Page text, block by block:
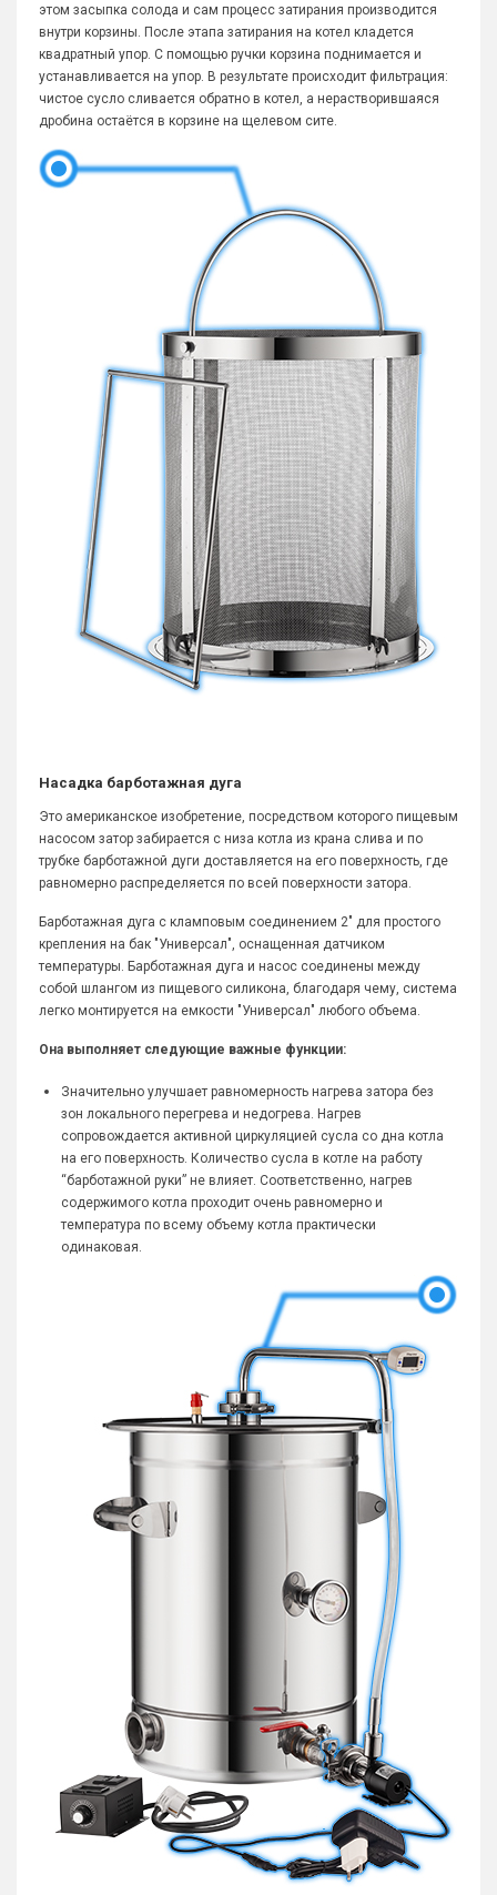
этом засыпка солода и сам процесс затирания производится
внутри корзины. После этапа затирания на котел кладется
квадратный упор. С помощью ручки корзина поднимается и
устанавливается на упор. В результате происходит фильтрация:
чистое сусло сливается обратно в котел, а нерастворившаяся
дробина остаётся в корзине на щелевом сите.
Насадка барботажная дуга
Это американское изобретение, посредством которого пищевым
насосом затор забирается с низа котла из крана слива и по
трубке барботажной дуги доставляется на его поверхность, где
равномерно распределяется по всей поверхности затора.
Барботажная дуга с кламповым соединением 2" для простого
крепления на бак "Универсал", оснащенная датчиком
температуры. Барботажная дуга и насос соединены между
собой шлангом из пищевого силикона, благодаря чему, система
легко монтируется на емкости "Универсал" любого объема.
Она выполняет следующие важные функции:
Значительно улучшает равномерность нагрева затора без
зон локального перегрева и недогрева. Нагрев
сопровождается активной циркуляцией сусла со дна котла
на его поверхность. Количество сусла в котле на работу
“барботажной руки” не влияет. Соответственно, нагрев
содержимого котла проходит очень равномерно и
температура по всему объему котла практически
одинаковая.